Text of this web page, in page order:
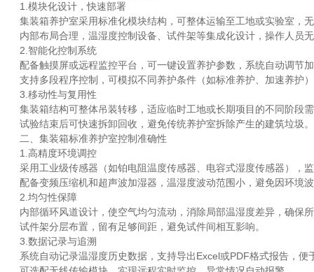
1.模块化设计，快速部署
集装箱养护室采用标准化模块结构，可整体运输至工地或实验室，
内部布局合理，温湿度控制设备、试件架等集成化设计，操作人员
2.智能化控制系统
配备触摸屏或远程监控平台，可一键设置养护参数，系统自动调节
支持多段程序控制，可模拟不同养护条件（如标准养护、加速养护
3.移动性与复用性
集装箱结构可整体吊装转移，适应临时工地或长期项目的不同阶段
试验结束后可快速拆卸回收，避免传统养护室拆除产生的建筑垃圾。
二、集装箱标准养护室控制准确性
1.高精度环境调控
采用工业级传感器（如铂电阻温度传感器、电容式湿度传感器），
配备变频压缩机和超声波加湿器，温湿度波动范围小，避免因环境
2.均匀性保障
内部循环风道设计，使空气均匀流动，消除局部温湿度差异，确保
试件架分层布置，留有足够间距，避免试件间相互影响。
3.数据记录与追溯
系统自动记录温湿度历史数据，支持导出Excel或PDF格式报告，便